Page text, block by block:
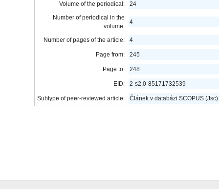
Volume of the periodical:
24
Number of periodical in the
volume:
4
Number of pages of the article: 4
Page from: 245
Page to: 248
EID: 2-s2.0-85171732539
Subtype of peer-reviewed article: Článek v databázi SCOPUS (Jsc)